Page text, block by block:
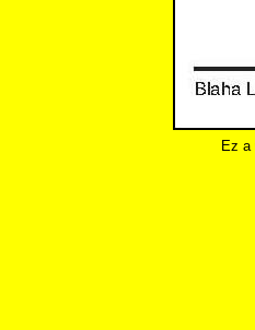
Ez a